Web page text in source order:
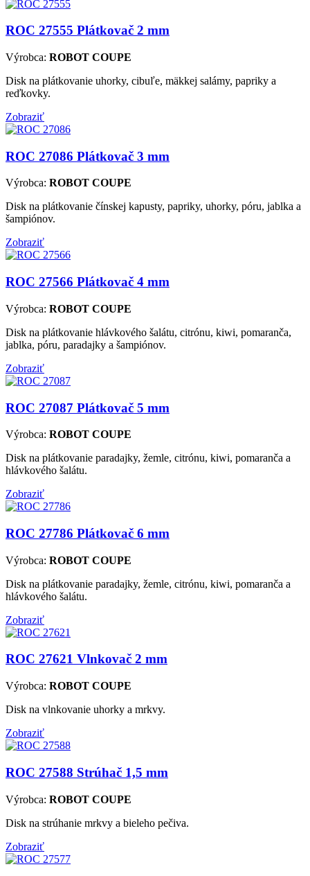
ROC 27555 Plátkovač 2 mm
Výrobca: ROBOT COUPE
Disk na plátkovanie uhorky, cibuľe, mäkkej salámy, papriky a
reďkovky.
Zobraziť
ROC 27086 Plátkovač 3 mm
Výrobca: ROBOT COUPE
Disk na plátkovanie čínskej kapusty, papriky, uhorky, póru, jablka a
šampiónov.
Zobraziť
ROC 27566 Plátkovač 4 mm
Výrobca: ROBOT COUPE
Disk na plátkovanie hlávkového šalátu, citrónu, kiwi, pomaranča,
jablka, póru, paradajky a šampiónov.
Zobraziť
ROC 27087 Plátkovač 5 mm
Výrobca: ROBOT COUPE
Disk na plátkovanie paradajky, žemle, citrónu, kiwi, pomaranča a
hlávkového šalátu.
Zobraziť
ROC 27786 Plátkovač 6 mm
Výrobca: ROBOT COUPE
Disk na plátkovanie paradajky, žemle, citrónu, kiwi, pomaranča a
hlávkového šalátu.
Zobraziť
ROC 27621 Vlnkovač 2 mm
Výrobca: ROBOT COUPE
Disk na vlnkovanie uhorky a mrkvy.
Zobraziť
ROC 27588 Strúhač 1,5 mm
Výrobca: ROBOT COUPE
Disk na strúhanie mrkvy a bieleho pečiva.
Zobraziť